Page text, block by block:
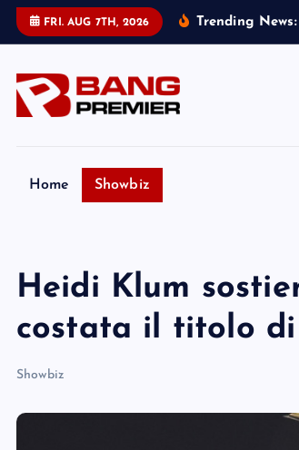
FRI. AUG 7TH, 2026 Trending News:
Home Showbiz
Heidi Klum
costata il titolo di
Showbiz